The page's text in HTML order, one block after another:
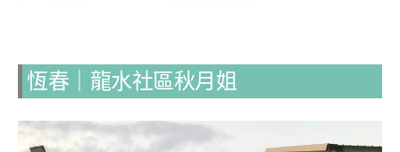
恆春｜龍水社區秋月姐